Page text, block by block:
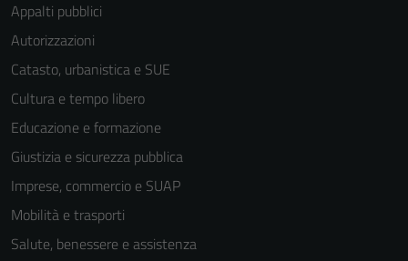
Appalti pubblici
Autorizzazioni
Catasto, urbanistica e SUE
Cultura e tempo libero
Educazione e formazione
Giustizia e sicurezza pubblica
Imprese, commercio e SUAP
Mobilità e trasporti
Salute, benessere e assistenza